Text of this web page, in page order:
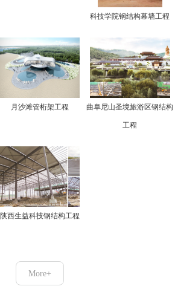
科技学院钢结构幕墙工程
月沙滩管桁架工程 曲阜尼山圣境旅游区钢结构
工程
陕西生益科技钢结构工程
More+